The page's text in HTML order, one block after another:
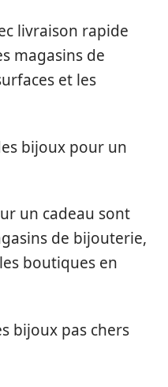
livraison rapide
magasins de
et les
bijoux pour un
un cadeau sont
de bijouterie,
boutiques en
bijoux pas chers